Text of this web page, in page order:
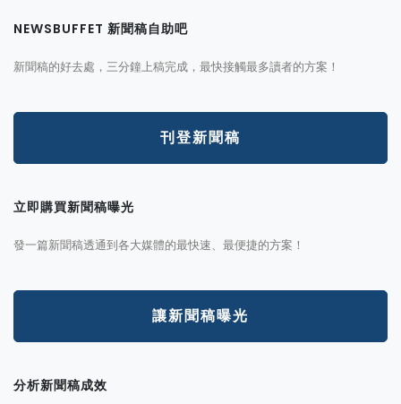
NEWSBUFFET 新聞稿自助吧
新聞稿的好去處，三分鐘上稿完成，最快接觸最多讀者的方案！
刊登新聞稿
立即購買新聞稿曝光
發一篇新聞稿透通到各大媒體的最快速、最便捷的方案！
讓新聞稿曝光
分析新聞稿成效